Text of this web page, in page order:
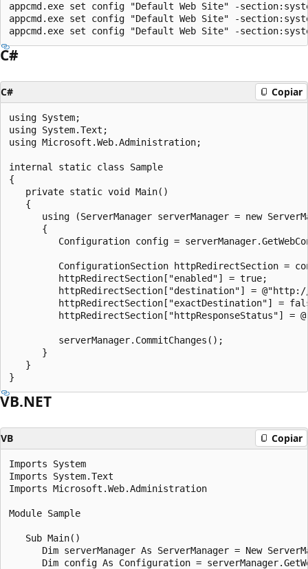
appcmd.exe set config "Default Web Site" -
appcmd.exe set config "Default Web Site" -
C#
C# Copiar
using System;
using System.Text;
using Microsoft.Web.Administration;
internal static class Sample
{
   private static void Main()
   {
using (ServerManager serverManager = new
      {
Configuration config =
ConfigurationSection httpRedirectSection =
         httpRedirectSection["enabled"] = true;
httpRedirectSection["destination"] =
httpRedirectSection["exactDestination"] =
httpRedirectSection["httpResponseStatus"] =
         serverManager.CommitChanges();
      }
   }
VB.NET
VB Copiar
Imports System
Imports System.Text
Imports Microsoft.Web.Administration
Module Sample
   Sub Main()
Dim serverManager As ServerManager = New
Dim config As Configuration =